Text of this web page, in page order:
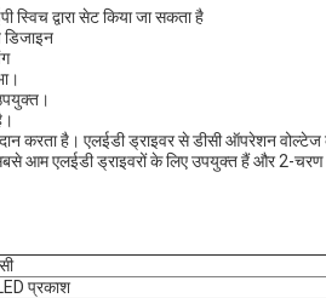
द्वारा सेट किया जा सकता है
करता है। एलईडी ड्राइवर से डीसी ऑपरेशन
आम एलईडी ड्राइवरों के लिए उपयुक्त हैं और 2-
प्रकाश